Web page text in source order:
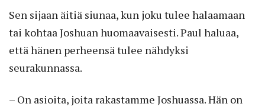
Sen sijaan äitiä siunaa, kun joku tulee halaamaan
tai kohtaa Joshuan huomaavaisesti. Paul haluaa,
että hänen perheensä tulee nähdyksi
seurakunnassa.
– On asioita, joita rakastamme Jos­huassa. Hän on